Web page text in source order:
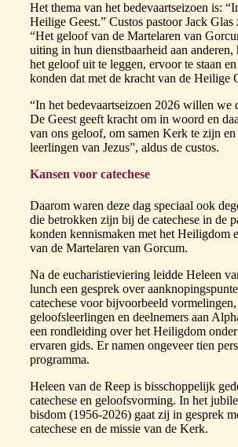
Het thema van het bedevaartseizoen is:
Heilige Geest.” Custos pastoor Jack Glas
“Het geloof van de Martelaren van
uiting in hun dienstbaarheid aan
het geloof uit te leggen, ervoor te staan
konden dat met de kracht van de Heilige
“In het bedevaartseizoen 2026 willen we
De Geest geeft kracht om in woord en
van ons geloof, om samen Kerk te zijn en
leerlingen van Jezus”, aldus de custos.
Kansen voor catechese
Daarom waren deze dag speciaal ook
die betrokken zijn bij de catechese in de
konden kennismaken met het Heiligdom
van de Martelaren van Gorcum.
Na de eucharistieviering leidde Heleen
lunch een gesprek over
catechese voor bijvoorbeeld vormelingen,
geloofsleerlingen en deelnemers aan
een rondleiding over het Heiligdom
ervaren gids. Er namen ongeveer tien
programma.
Heleen van de Reep is bisschoppelijk
catechese en geloofsvorming. In het
bisdom (1956-2026) gaat zij in gesprek
catechese en de missie van de Kerk.